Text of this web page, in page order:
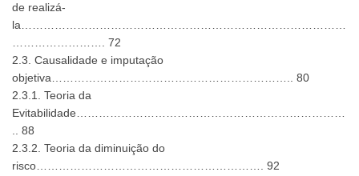
de realizá-
la……………………………………………………………………………
……………………. 72
2.3. Causalidade e imputação
objetiva……………………………………………………….. 80
2.3.1. Teoria da
Evitabilidade………………………………………………………………
.. 88
2.3.2. Teoria da diminuição do
risco……………………………………………………. 92